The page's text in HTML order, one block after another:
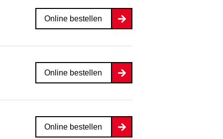
Online bestellen
Online bestellen
Online bestellen